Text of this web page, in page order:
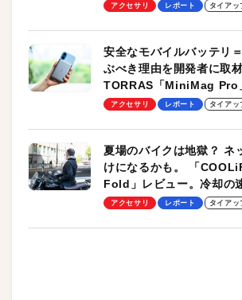
のモバイルユースに最適
アクセサリ レポート タイアッ
安全なモバイルバッテリ
ぶべき理由を開発者に取材
TORRAS「MiniMag Pro
ーも
アクセサリ レポート タイアッ
夏場のバイクは地獄？ ネ
けになるかも。 「
Fold」レビュー。冷却の
却プレート、シンプルな
アクセサリ レポート タイアッ